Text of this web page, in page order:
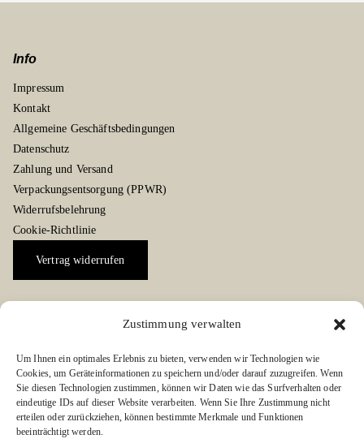
Zustimmung verwalten
Um Ihnen ein optimales Erlebnis zu bieten, verwenden wir Technologien wie
Cookies, um Geräteinformationen zu speichern und/oder darauf zuzugreifen. Wenn
Sie diesen Technologien zustimmen, können wir Daten wie das Surfverhalten oder
eindeutige IDs auf dieser Website verarbeiten. Wenn Sie Ihre Zustimmung nicht
erteilen oder zurückziehen, können bestimmte Merkmale und Funktionen
beeinträchtigt werden.
Info
Impressum
Kontakt
Allgemeine Geschäftsbedingungen
Datenschutz
Zahlung und Versand
Verpackungsentsorgung (PPWR)
Widerrufsbelehrung
Cookie-Richtlinie
Vertrag widerrufen
Folgen Sie uns auf Facebook oder Instagram: